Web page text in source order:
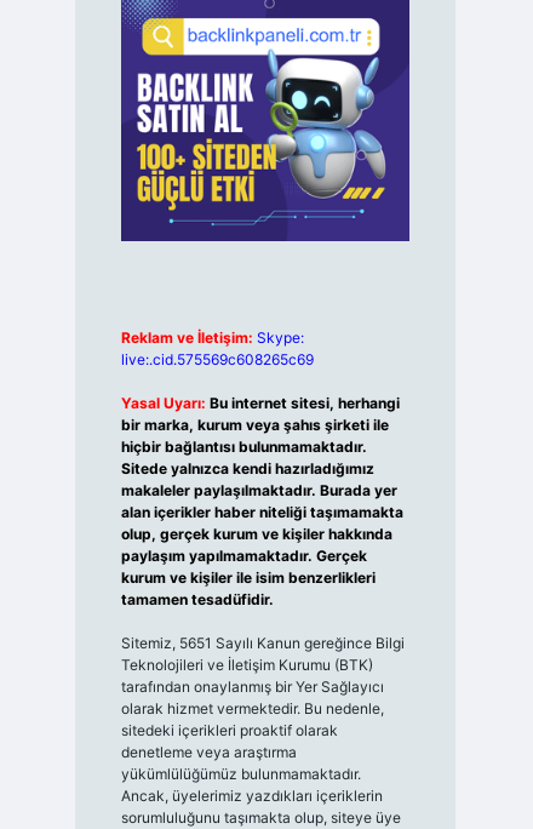
Reklam ve İletişim: Skype:
live:.cid.575569c608265c69
Yasal Uyarı: Bu internet sitesi, herhangi
bir marka, kurum veya şahıs şirketi ile
hiçbir bağlantısı bulunmamaktadır.
Sitede yalnızca kendi hazırladığımız
makaleler paylaşılmaktadır. Burada yer
alan içerikler haber niteliği taşımamakta
olup, gerçek kurum ve kişiler hakkında
paylaşım yapılmamaktadır. Gerçek
kurum ve kişiler ile isim benzerlikleri
tamamen tesadüfidir.
Sitemiz, 5651 Sayılı Kanun gereğince Bilgi
Teknolojileri ve İletişim Kurumu (BTK)
tarafından onaylanmış bir Yer Sağlayıcı
olarak hizmet vermektedir. Bu nedenle,
sitedeki içerikleri proaktif olarak
denetleme veya araştırma
yükümlülüğümüz bulunmamaktadır.
Ancak, üyelerimiz yazdıkları içeriklerin
sorumluluğunu taşımakta olup, siteye üye